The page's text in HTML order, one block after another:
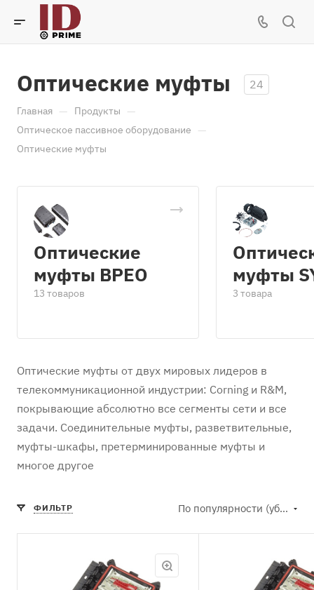
Оптические муфты 24
Главная — Продукты —
Оптическое пассивное оборудование —
Оптические муфты
Оптические
муфты BPEO
13 товаров
муфты
3 товара
Оптические муфты от двух мировых лидеров в
телекоммуникационной индустрии: Corning и R&M,
покрывающие абсолютно все сегменты сети и все
задачи. Соединительные муфты, разветвительные,
муфты-шкафы, претерминированные муфты и
многое другое
ФИЛЬТР По популярности (убывание)